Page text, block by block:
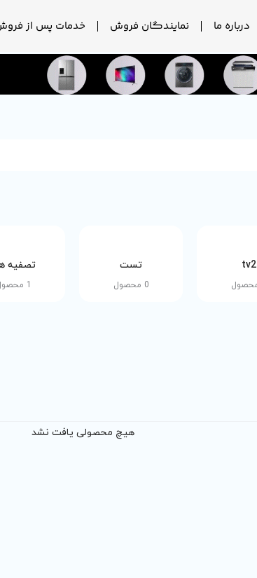
درباره ما نمایندگان فروش خدمات پس از
tv2 تست
0 محصول
تصفیه
1 محصول
هیچ محصولی یافت نشد